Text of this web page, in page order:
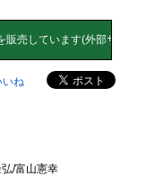
いね
弘/富山憲幸